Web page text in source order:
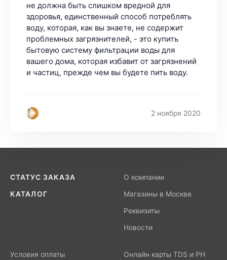
2 ноября 2020
СТАТУС ЗАКАЗА
КАТАЛОГ
О компании
Магазины в Москве
Реквизиты
Новости
Условия оплаты
Онлайн карты TDS и PH